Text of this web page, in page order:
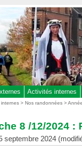
Activités internes
internes >Nos randonnées>
8 /12/2024
septembre 2024